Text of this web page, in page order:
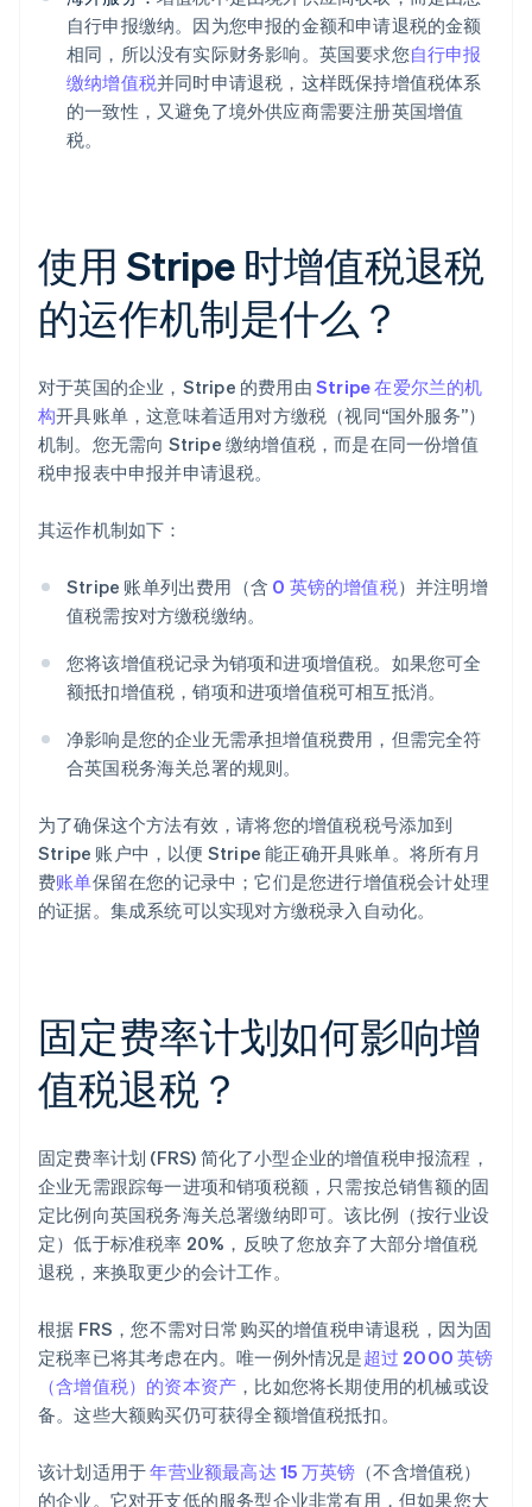
自行申报缴纳。因为您申报的金额和申请退税的金额
相同，所以没有实际财务影响。英国要求您自行申报
缴纳增值税并同时申请退税，这样既保持增值税体系
的一致性，又避免了境外供应商需要注册英国增值
税。
使用 Stripe 时增值税退税
的运作机制是什么？
对于英国的企业，Stripe 的费用由 Stripe 在爱尔兰的机
构开具账单，这意味着适用对方缴税（视同“国外服务”）
机制。您无需向 Stripe 缴纳增值税，而是在同一份增值
税申报表中申报并申请退税。
其运作机制如下：
Stripe 账单列出费用（含 0 英镑的增值税）并注明增
值税需按对方缴税缴纳。
您将该增值税记录为销项和进项增值税。如果您可全
额抵扣增值税，销项和进项增值税可相互抵消。
净影响是您的企业无需承担增值税费用，但需完全符
合英国税务海关总署的规则。
为了确保这个方法有效，请将您的增值税税号添加到
Stripe 账户中，以便 Stripe 能正确开具账单。将所有月
费账单保留在您的记录中；它们是您进行增值税会计处理
的证据。集成系统可以实现对方缴税录入自动化。
固定费率计划如何影响增
值税退税？
固定费率计划 (FRS) 简化了小型企业的增值税申报流程，
企业无需跟踪每一进项和销项税额，只需按总销售额的固
定比例向英国税务海关总署缴纳即可。该比例（按行业设
定）低于标准税率 20%，反映了您放弃了大部分增值税
退税，来换取更少的会计工作。
根据 FRS，您不需对日常购买的增值税申请退税，因为固
定税率已将其考虑在内。唯一例外情况是超过 2000 英镑
（含增值税）的资本资产 ，比如您将长期使用的机械或设
备。这些大额购买仍可获得全额增值税抵扣。
该计划适用于年营业额最高达 15 万英镑 （不含增值税）
的企业。它对开支低的服务型企业非常有用，但如果您大